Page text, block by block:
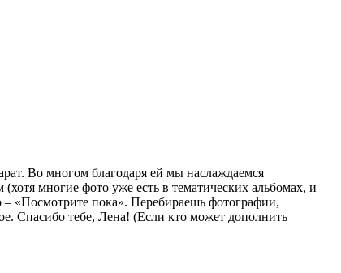
Во многом благодаря ей мы наслаждаемся
многие фото уже есть в тематических альбомах, и
«Посмотрите пока». Перебираешь фотографии,
Спасибо тебе, Лена! (Если кто может дополнить